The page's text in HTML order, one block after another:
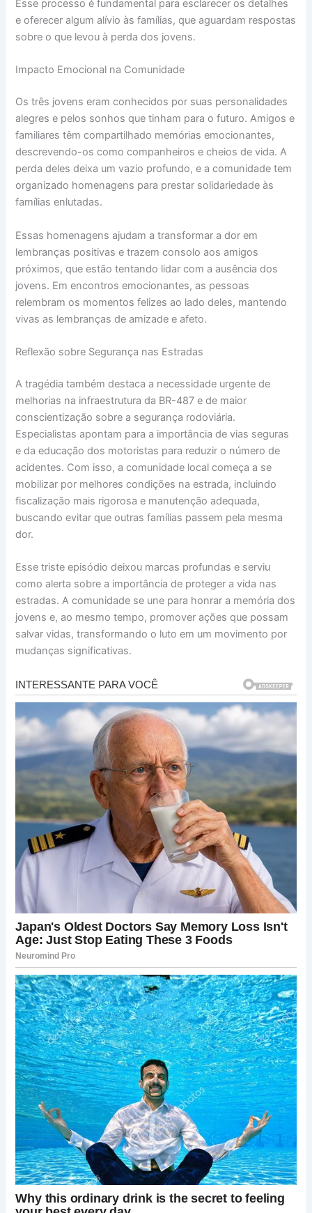
Esse processo é fundamental para esclarecer os detalhes
e oferecer algum alívio às famílias, que aguardam respostas
sobre o que levou à perda dos jovens.
Impacto Emocional na Comunidade
Os três jovens eram conhecidos por suas personalidades
alegres e pelos sonhos que tinham para o futuro. Amigos e
familiares têm compartilhado memórias emocionantes,
descrevendo-os como companheiros e cheios de vida. A
perda deles deixa um vazio profundo, e a comunidade tem
organizado homenagens para prestar solidariedade às
famílias enlutadas.
Essas homenagens ajudam a transformar a dor em
lembranças positivas e trazem consolo aos amigos
próximos, que estão tentando lidar com a ausência dos
jovens. Em encontros emocionantes, as pessoas
relembram os momentos felizes ao lado deles, mantendo
vivas as lembranças de amizade e afeto.
Reflexão sobre Segurança nas Estradas
A tragédia também destaca a necessidade urgente de
melhorias na infraestrutura da BR-487 e de maior
conscientização sobre a segurança rodoviária.
Especialistas apontam para a importância de vias seguras
e da educação dos motoristas para reduzir o número de
acidentes. Com isso, a comunidade local começa a se
mobilizar por melhores condições na estrada, incluindo
fiscalização mais rigorosa e manutenção adequada,
buscando evitar que outras famílias passem pela mesma
dor.
Esse triste episódio deixou marcas profundas e serviu
como alerta sobre a importância de proteger a vida nas
estradas. A comunidade se une para honrar a memória dos
jovens e, ao mesmo tempo, promover ações que possam
salvar vidas, transformando o luto em um movimento por
mudanças significativas.